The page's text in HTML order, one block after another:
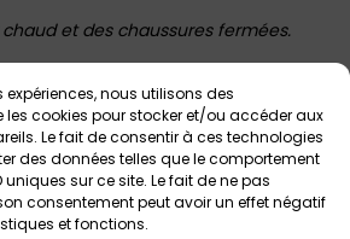
expériences, nous utilisons des
les cookies pour stocker et/ou accéder aux
Le fait de consentir à ces technologies
des données telles que le comportement
sur ce site. Le fait de ne pas
consentement peut avoir un effet négatif
et fonctions.
et des chaussures fermées.
: la réservation est conseillée
ICI